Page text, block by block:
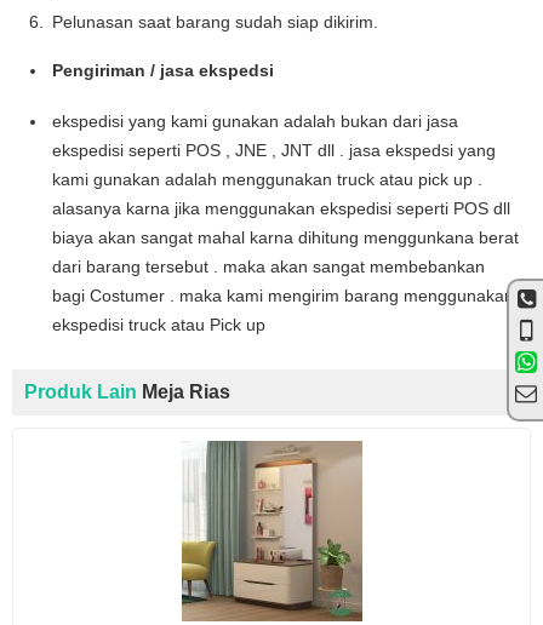
Pelunasan saat barang sudah siap dikirim.
Pengiriman / jasa ekspedsi
ekspedisi yang kami gunakan adalah bukan dari jasa
ekspedisi seperti POS , JNE , JNT dll . jasa ekspedsi yang
kami gunakan adalah menggunakan truck atau pick up .
alasanya karna jika menggunakan ekspedisi seperti POS dll
biaya akan sangat mahal karna dihitung menggunkana berat
dari barang tersebut . maka akan sangat membebankan
bagi Costumer . maka kami mengirim barang menggunakan
ekspedisi truck atau Pick up
Produk Lain Meja Rias